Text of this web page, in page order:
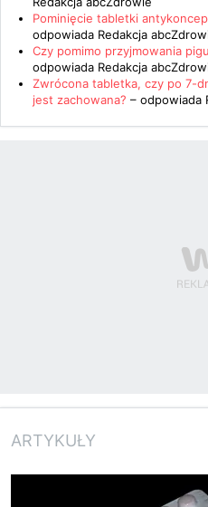
Pominięcie tabletki
odpowiada Redakcja
Czy pomimo przyjmowania
odpowiada Redakcja
Zwrócona tabletka, czy po 7-
jest zachowana? – odpowiada
ARTYKUŁY